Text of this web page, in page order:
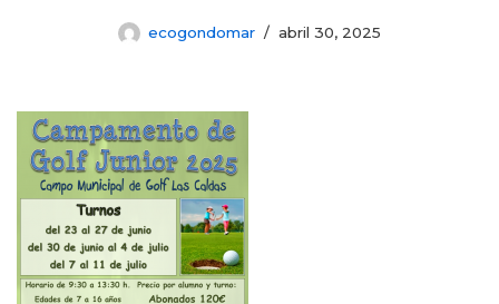
ecogondomar abril 30, 2025